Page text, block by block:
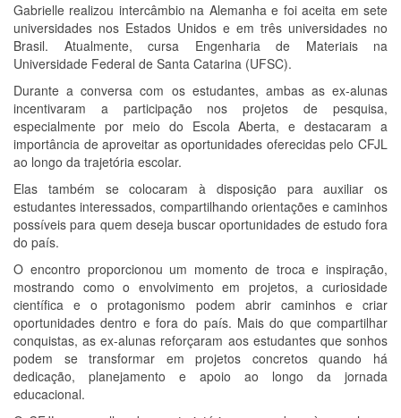
Gabrielle realizou intercâmbio na Alemanha e foi aceita em sete
universidades nos Estados Unidos e em três universidades no
Brasil. Atualmente, cursa Engenharia de Materiais na
Universidade Federal de Santa Catarina (UFSC).
Durante a conversa com os estudantes, ambas as ex-alunas
incentivaram a participação nos projetos de pesquisa,
especialmente por meio do Escola Aberta, e destacaram a
importância de aproveitar as oportunidades oferecidas pelo CFJL
ao longo da trajetória escolar.
Elas também se colocaram à disposição para auxiliar os
estudantes interessados, compartilhando orientações e caminhos
possíveis para quem deseja buscar oportunidades de estudo fora
do país.
O encontro proporcionou um momento de troca e inspiração,
mostrando como o envolvimento em projetos, a curiosidade
científica e o protagonismo podem abrir caminhos e criar
oportunidades dentro e fora do país. Mais do que compartilhar
conquistas, as ex-alunas reforçaram aos estudantes que sonhos
podem se transformar em projetos concretos quando há
dedicação, planejamento e apoio ao longo da jornada
educacional.